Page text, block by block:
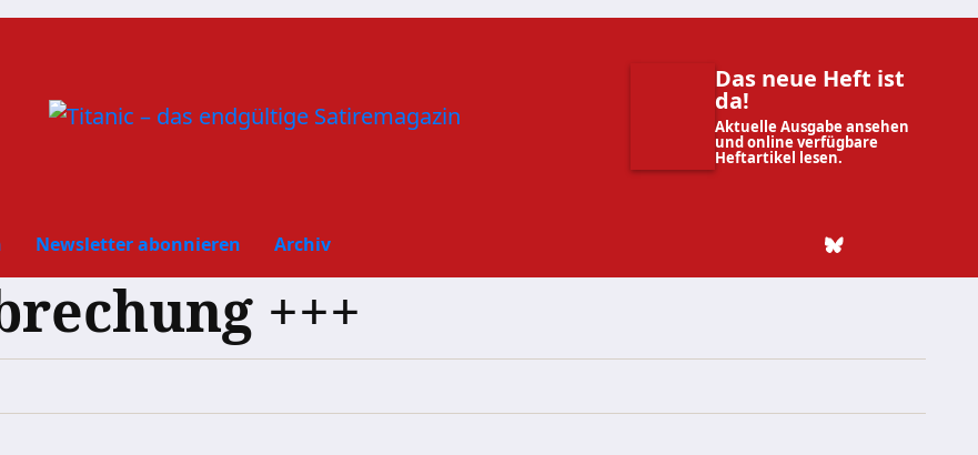
Das neue Heft ist
da!
Aktuelle Ausgabe ansehen
und online verfügbare
Heftartikel lesen.
Newsletter abonnieren Archiv
+++